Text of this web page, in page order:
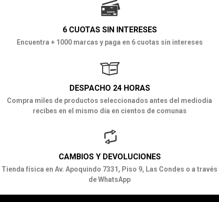
6 CUOTAS SIN INTERESES
Encuentra + 1000 marcas y paga en 6 cuotas sin intereses
DESPACHO 24 HORAS
Compra miles de productos seleccionados antes del mediodía
recibes en el mismo día en cientos de comunas
CAMBIOS Y DEVOLUCIONES
Tienda física en Av. Apoquindo 7331, Piso 9, Las Condes o a través
de WhatsApp